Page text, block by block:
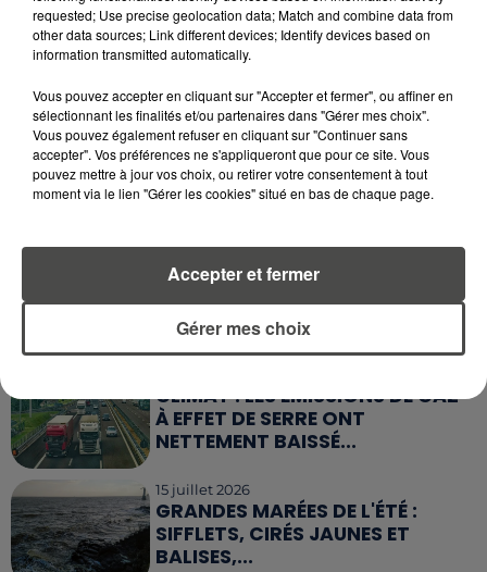
3 août 2026
TRAIN : L'ÉTÉ DE TOUS LES
RETARDS, LA SNCF SOUS LE FEU
DES CRITIQUES
1er août 2026
UNE CHUTE FATALE DE 2 000
MÈTRES : UNE PARACHUTISTE DE
DE VANNES À NANTES, LE FUTUR
BOMBARDIER D'EAU FRANÇAIS
PREND SON ENVOL
CLIMAT : LES ÉMISSIONS DE GAZ
À EFFET DE SERRE ONT
NETTEMENT BAISSÉ...
15 juillet 2026
GRANDES MARÉES DE L'ÉTÉ :
SIFFLETS, CIRÉS JAUNES ET
BALISES,...
requested; Use precise geolocation data; Match and combine data from
other data sources; Link different devices; Identify devices based on
information transmitted automatically.
Vous pouvez accepter en cliquant sur "Accepter et fermer", ou affiner en
sélectionnant les finalités et/ou partenaires dans "Gérer mes choix".
Vous pouvez également refuser en cliquant sur "Continuer sans
accepter". Vos préférences ne s'appliqueront que pour ce site. Vous
pouvez mettre à jour vos choix, ou retirer votre consentement à tout
moment via le lien "Gérer les cookies" situé en bas de chaque page.
Gérer mes choix
Accepter et fermer